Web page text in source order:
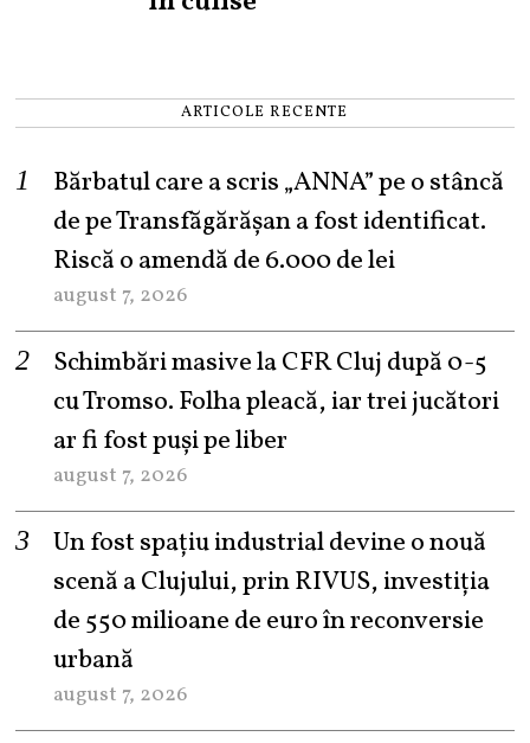
ARTICOLE RECENTE
Bărbatul care a scris „ANNA” pe o stâncă
de pe Transfăgărășan a fost identificat.
Riscă o amendă de 6.000 de lei
august 7, 2026
Schimbări masive la CFR Cluj după 0-5
cu Tromso. Folha pleacă, iar trei jucători
ar fi fost puși pe liber
august 7, 2026
Un fost spațiu industrial devine o nouă
scenă a Clujului, prin RIVUS, investiția
de 550 milioane de euro în reconversie
urbană
august 7, 2026